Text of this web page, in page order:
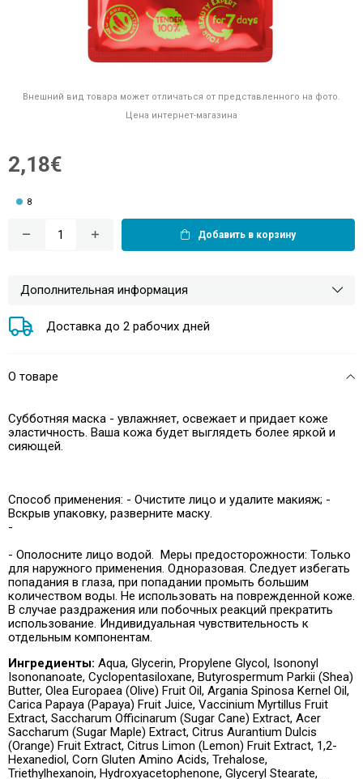
Внешний вид товара может отличаться от представленного на фото.
Цена интернет-магазина
2,18€
8
Добавить в корзину
Дополнительная информация
Доставка до 2 рабочих дней
О товаре
Субботняя маска - увлажняет, освежает и придает коже
эластичность. Ваша кожа будет выглядеть более яркой и
сияющей.
Способ применения: - Очистите лицо и удалите макияж; -
Вскрыв упаковку, разверните маску.
-
- Ополосните лицо водой. Меры предосторожности: Только
для наружного применения. Одноразовая. Следует избегать
попадания в глаза, при попадании промыть большим
количеством воды. Не использовать на поврежденной коже.
В случае раздражения или побочных реакций прекратить
использование. Индивидуальная чувствительность к
отдельным компонентам.
Ингредиенты: Aqua, Glycerin, Propylene Glycol, Isononyl
Isononanoate, Cyclopentasiloxane, Butyrospermum Parkii (Shea)
Butter, Olea Europaea (Olive) Fruit Oil, Argania Spinosa Kernel Oil,
Carica Papaya (Papaya) Fruit Juice, Vaccinium Myrtillus Fruit
Extract, Saccharum Officinarum (Sugar Cane) Extract, Acer
Saccharum (Sugar Maple) Extract, Citrus Aurantium Dulcis
(Orange) Fruit Extract, Citrus Limon (Lemon) Fruit Extract, 1,2-
Hexanediol, Corn Gluten Amino Acids, Trehalose,
Triethylhexanoin, Hydroxyacetophenone, Glyceryl Stearate,